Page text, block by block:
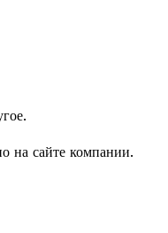
на сайте компании.